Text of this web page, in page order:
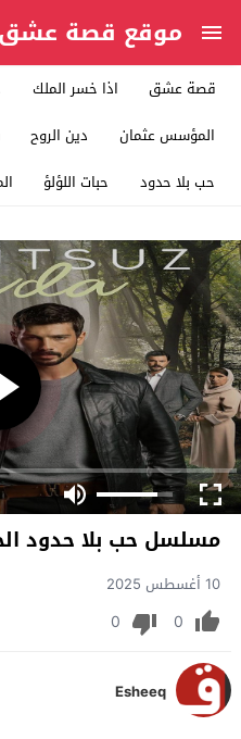
موقع قصة عشق
قصة عشق اذا خسر الملك
المؤسس عثمان
دين الروح
حب بلا حدود
حبات اللؤلؤ
مسلسل حب بلا حدود
10 أغسطس 2025
0
0
Esheeq